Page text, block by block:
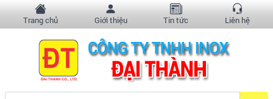
Trang chủ Giới thiệu Tin tức Liên hệ